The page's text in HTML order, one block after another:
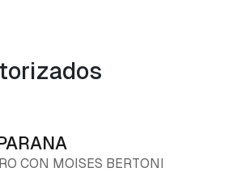
CON MOISES BERTONI